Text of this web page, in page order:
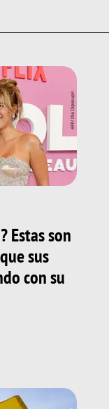
Estas son
sus
con su